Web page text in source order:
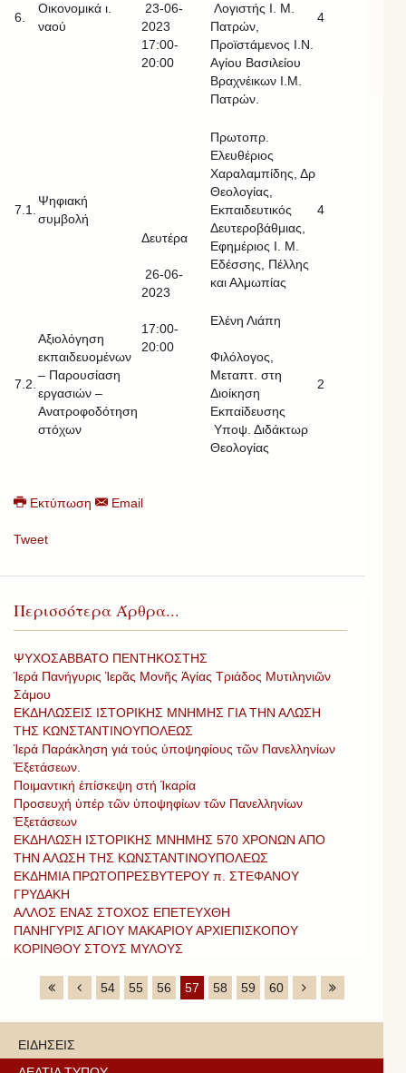
6.
Οικονομικά ι.
ναού
23-06-
2023
17:00-
20:00
Λογιστής Ι. Μ.
Πατρών,
Προϊστάμενος Ι.Ν.
Αγίου Βασιλείου
Βραχνέικων Ι.Μ.
Πατρών.
4
7.1.
Ψηφιακή
συμβολή
Δευτέρα
26-06-
2023
17:00-
20:00
Πρωτοπρ.
Ελευθέριος
Χαραλαμπίδης, Δρ
Θεολογίας,
Εκπαιδευτικός
Δευτεροβάθμιας,
Εφημέριος Ι. Μ.
Εδέσσης, Πέλλης
και Αλμωπίας
4
7.2.
Αξιολόγηση
εκπαιδευομένων
– Παρουσίαση
εργασιών –
Ανατροφοδότηση
στόχων
Ελένη Λιάπη
Φιλόλογος,
Μεταπτ. στη
Διοίκηση
Εκπαίδευσης
Υποψ. Διδάκτωρ
Θεολογίας
2
Εκτύπωση Email
Tweet
Περισσότερα Άρθρα...
ΨΥΧΟΣΑΒΒΑΤΟ ΠΕΝΤΗΚΟΣΤΗΣ
Ἱερά Πανήγυρις Ἱερᾶς Μονῆς Ἁγίας Τριάδος Μυτιληνιῶν
Σάμου
ΕΚΔΗΛΩΣΕΙΣ ΙΣΤΟΡΙΚΗΣ ΜΝΗΜΗΣ ΓΙΑ ΤΗΝ ΑΛΩΣΗ
ΤΗΣ ΚΩΝΣΤΑΝΤΙΝΟΥΠΟΛΕΩΣ
Ἱερά Παράκληση γιά τούς ὑποψηφίους τῶν Πανελληνίων
Ἐξετάσεων.
Ποιμαντική ἐπίσκεψη στή Ἰκαρία
Προσευχή ὑπέρ τῶν ὑποψηφίων τῶν Πανελληνίων
Ἐξετάσεων
ΕΚΔΗΛΩΣΗ ΙΣΤΟΡΙΚΗΣ ΜΝΗΜΗΣ 570 ΧΡΟΝΩΝ ΑΠΟ
ΤΗΝ ΑΛΩΣΗ ΤΗΣ ΚΩΝΣΤΑΝΤΙΝΟΥΠΟΛΕΩΣ
ΕΚΔΗΜΙΑ ΠΡΩΤΟΠΡΕΣΒΥΤΕΡΟΥ π. ΣΤΕΦΑΝΟΥ
ΓΡΥΔΑΚΗ
ΑΛΛΟΣ ΕΝΑΣ ΣΤΟΧΟΣ ΕΠΕΤΕΥΧΘΗ
ΠΑΝΗΓΥΡΙΣ ΑΓΙΟΥ ΜΑΚΑΡΙΟΥ ΑΡΧΙΕΠΙΣΚΟΠΟΥ
ΚΟΡΙΝΘΟΥ ΣΤΟΥΣ ΜΥΛΟΥΣ
54 55 56 57 58 59 60
ΕΙΔΗΣΕΙΣ